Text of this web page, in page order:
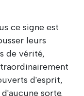
ce signe est
leurs
de vérité,
d'esprit,
sorte.